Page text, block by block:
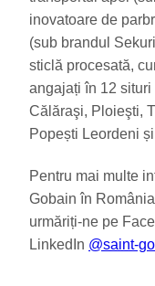
inovatoare de
(sub brandul
sticlă procesată,
angajați în 12
Călăraşi, Ploieşti,
Popești Leordeni
Pentru mai multe
Gobain în
urmăriți-ne pe
LinkedIn @saint-